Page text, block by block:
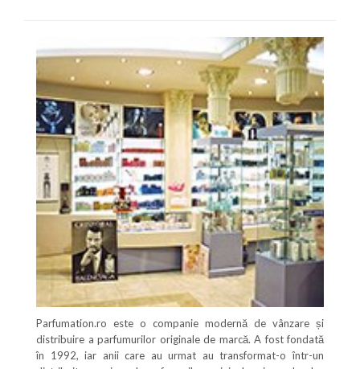
Parfumation.ro este o companie modernă de vânzare și
distribuire a parfumurilor originale de marcă. A fost fondată
în 1992, iar anii care au urmat au transformat-o într-un